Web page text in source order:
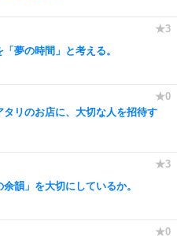
夢の時間」と考える。
タリのお店に、大切な人を招待す
韻」を大切にしているか。